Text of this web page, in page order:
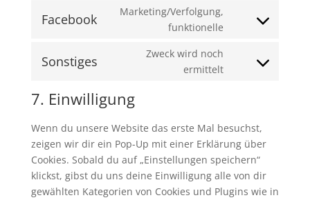
maps
service
Facebook
Marketing/Verfolgung,
funktionelle
Consent
service
Sonstiges
Zweck wird noch
ermittelt
Consent
7. Einwilligung
Wenn du unsere Website das erste Mal besuchst,
zeigen wir dir ein Pop-Up mit einer Erklärung über
Cookies. Sobald du auf „Einstellungen speichern“
klickst, gibst du uns deine Einwilligung alle von dir
gewählten Kategorien von Cookies und Plugins wie in